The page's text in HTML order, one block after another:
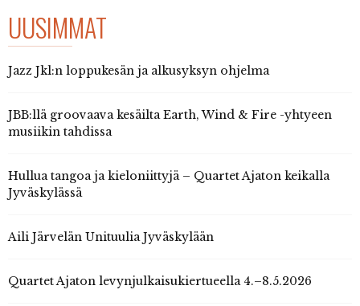
UUSIMMAT
Jazz Jkl:n loppukesän ja alkusyksyn ohjelma
JBB:llä groovaava kesäilta Earth, Wind & Fire -yhtyeen
musiikin tahdissa
Hullua tangoa ja kieloniittyjä – Quartet Ajaton keikalla
Jyväskylässä
Aili Järvelän Unituulia Jyväskylään
Quartet Ajaton levynjulkaisukiertueella 4.–8.5.2026